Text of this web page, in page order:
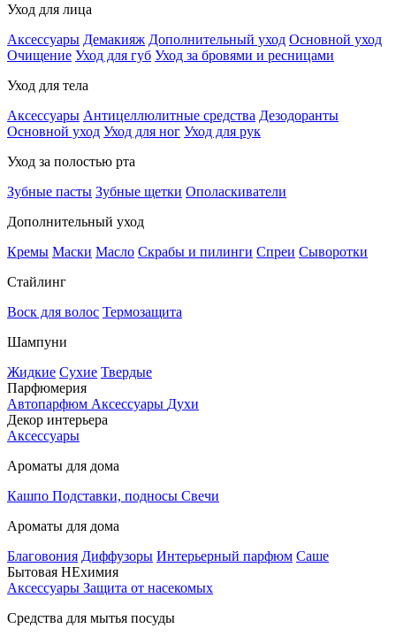
Уход для лица
Аксессуары Демакияж Дополнительный уход Основной уход
Очищение Уход для губ Уход за бровями и ресницами
Уход для тела
Аксессуары Антицеллюлитные средства Дезодоранты
Основной уход Уход для ног Уход для рук
Уход за полостью рта
Зубные пасты Зубные щетки Ополаскиватели
Дополнительный уход
Кремы Маски Масло Скрабы и пилинги Спреи Сыворотки
Стайлинг
Воск для волос Термозащита
Шампуни
Жидкие Сухие Твердые
Парфюмерия
Автопарфюм Аксессуары Духи
Декор интерьера
Аксессуары
Ароматы для дома
Кашпо Подставки, подносы Свечи
Ароматы для дома
Благовония Диффузоры Интерьерный парфюм Саше
Бытовая НЕхимия
Аксессуары Защита от насекомых
Средства для мытья посуды